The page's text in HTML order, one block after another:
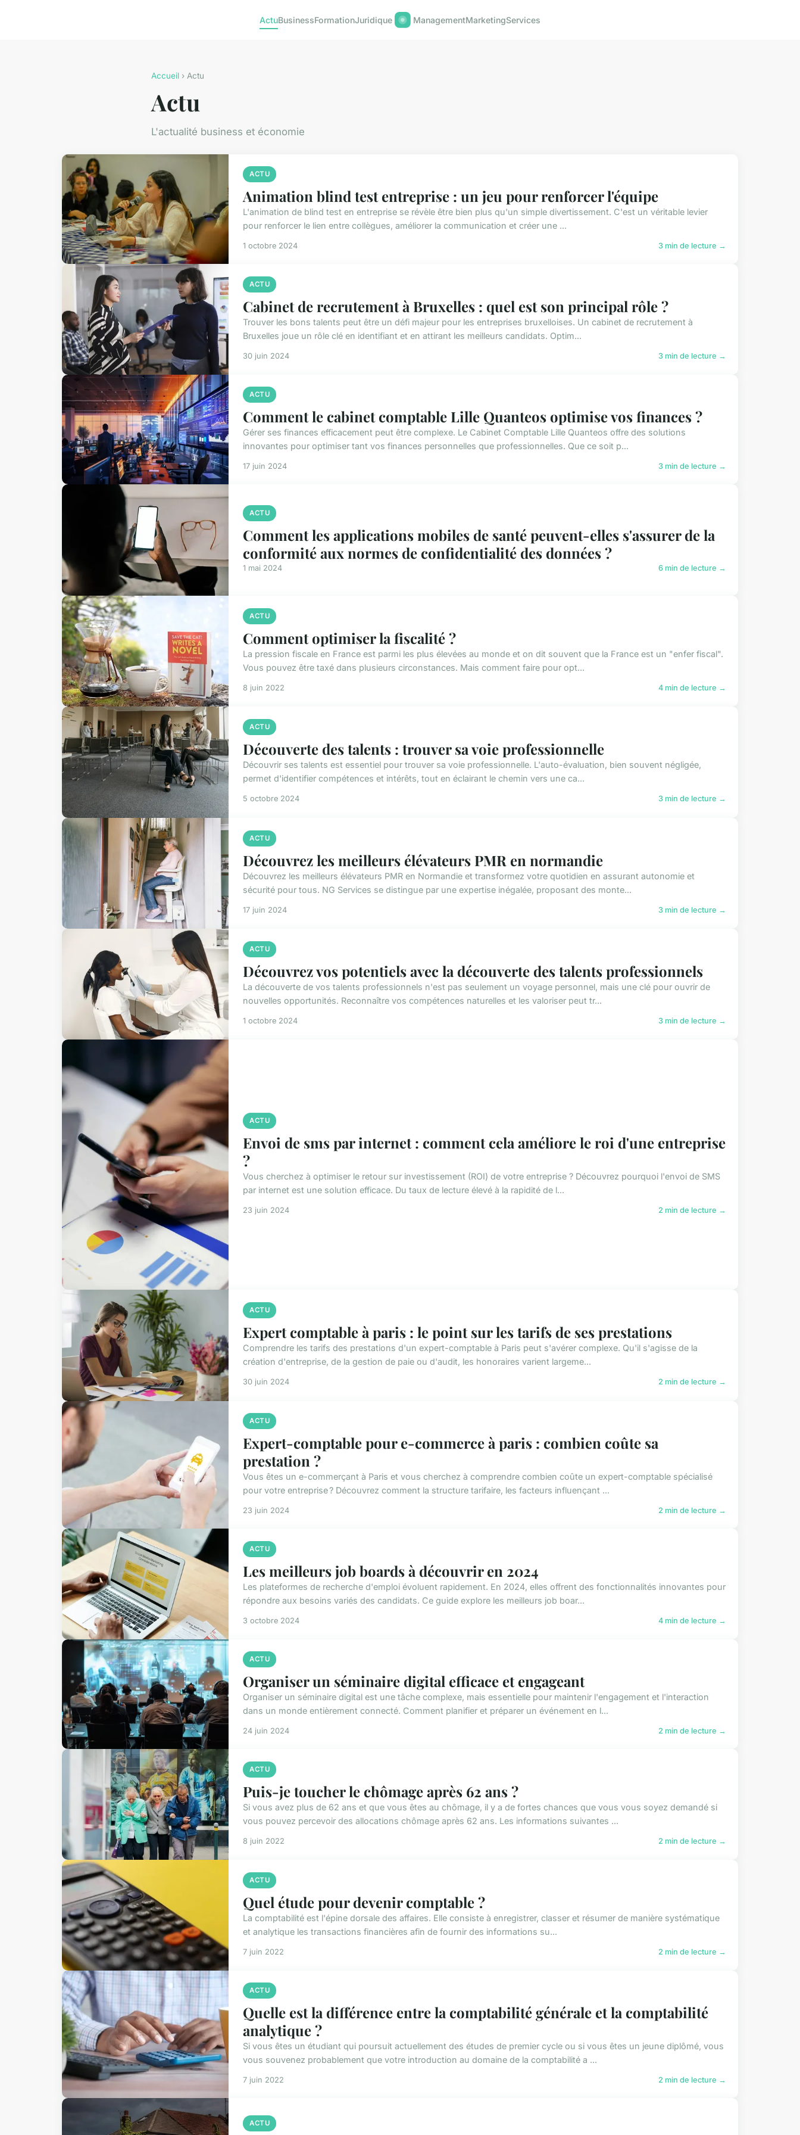
ActuBusinessFormationJuridique ManagementMarketingServices
Accueil › Actu
Actu
L'actualité business et économie
ACTU
Animation blind test entreprise : un jeu pour renforcer l'équipe
L'animation de blind test en entreprise se révèle être bien plus qu'un simple divertissement. C'est un véritable levier
pour renforcer le lien entre collègues, améliorer la communication et créer une ...
1 octobre 2024 3 min de lecture →
ACTU
Cabinet de recrutement à Bruxelles : quel est son principal rôle ?
Trouver les bons talents peut être un défi majeur pour les entreprises bruxelloises. Un cabinet de recrutement à
Bruxelles joue un rôle clé en identifiant et en attirant les meilleurs candidats. Optim...
30 juin 2024 3 min de lecture →
ACTU
Comment le cabinet comptable Lille Quanteos optimise vos finances ?
Gérer ses finances efficacement peut être complexe. Le Cabinet Comptable Lille Quanteos offre des solutions
innovantes pour optimiser tant vos finances personnelles que professionnelles. Que ce soit p...
17 juin 2024 3 min de lecture →
ACTU
Comment les applications mobiles de santé peuvent-elles s'assurer de la
conformité aux normes de confidentialité des données ?
1 mai 2024 6 min de lecture →
ACTU
Comment optimiser la fiscalité ?
La pression fiscale en France est parmi les plus élevées au monde et on dit souvent que la France est un "enfer fiscal".
Vous pouvez être taxé dans plusieurs circonstances. Mais comment faire pour opt...
8 juin 2022 4 min de lecture →
ACTU
Découverte des talents : trouver sa voie professionnelle
Découvrir ses talents est essentiel pour trouver sa voie professionnelle. L'auto-évaluation, bien souvent négligée,
permet d'identifier compétences et intérêts, tout en éclairant le chemin vers une ca...
5 octobre 2024 3 min de lecture →
ACTU
Découvrez les meilleurs élévateurs PMR en normandie
Découvrez les meilleurs élévateurs PMR en Normandie et transformez votre quotidien en assurant autonomie et
sécurité pour tous. NG Services se distingue par une expertise inégalée, proposant des monte...
17 juin 2024 3 min de lecture →
ACTU
Découvrez vos potentiels avec la découverte des talents professionnels
La découverte de vos talents professionnels n'est pas seulement un voyage personnel, mais une clé pour ouvrir de
nouvelles opportunités. Reconnaître vos compétences naturelles et les valoriser peut tr...
1 octobre 2024 3 min de lecture →
ACTU
Envoi de sms par internet : comment cela améliore le roi d'une entreprise
?
Vous cherchez à optimiser le retour sur investissement (ROI) de votre entreprise ? Découvrez pourquoi l'envoi de SMS
par internet est une solution efficace. Du taux de lecture élevé à la rapidité de l...
23 juin 2024 2 min de lecture →
ACTU
Expert comptable à paris : le point sur les tarifs de ses prestations
Comprendre les tarifs des prestations d'un expert-comptable à Paris peut s'avérer complexe. Qu'il s'agisse de la
création d'entreprise, de la gestion de paie ou d'audit, les honoraires varient largeme...
30 juin 2024 2 min de lecture →
ACTU
Expert-comptable pour e-commerce à paris : combien coûte sa
prestation ?
Vous êtes un e-commerçant à Paris et vous cherchez à comprendre combien coûte un expert-comptable spécialisé
pour votre entreprise ? Découvrez comment la structure tarifaire, les facteurs influençant ...
23 juin 2024 2 min de lecture →
ACTU
Les meilleurs job boards à découvrir en 2024
Les plateformes de recherche d'emploi évoluent rapidement. En 2024, elles offrent des fonctionnalités innovantes pour
répondre aux besoins variés des candidats. Ce guide explore les meilleurs job boar...
3 octobre 2024 4 min de lecture →
ACTU
Organiser un séminaire digital efficace et engageant
Organiser un séminaire digital est une tâche complexe, mais essentielle pour maintenir l'engagement et l'interaction
dans un monde entièrement connecté. Comment planifier et préparer un événement en l...
24 juin 2024 2 min de lecture →
ACTU
Puis-je toucher le chômage après 62 ans ?
Si vous avez plus de 62 ans et que vous êtes au chômage, il y a de fortes chances que vous vous soyez demandé si
vous pouvez percevoir des allocations chômage après 62 ans. Les informations suivantes ...
8 juin 2022 2 min de lecture →
ACTU
Quel étude pour devenir comptable ?
La comptabilité est l'épine dorsale des affaires. Elle consiste à enregistrer, classer et résumer de manière systématique
et analytique les transactions financières afin de fournir des informations su...
7 juin 2022 2 min de lecture →
ACTU
Quelle est la différence entre la comptabilité générale et la comptabilité
analytique ?
Si vous êtes un étudiant qui poursuit actuellement des études de premier cycle ou si vous êtes un jeune diplômé, vous
vous souvenez probablement que votre introduction au domaine de la comptabilité a ...
7 juin 2022 2 min de lecture →
ACTU